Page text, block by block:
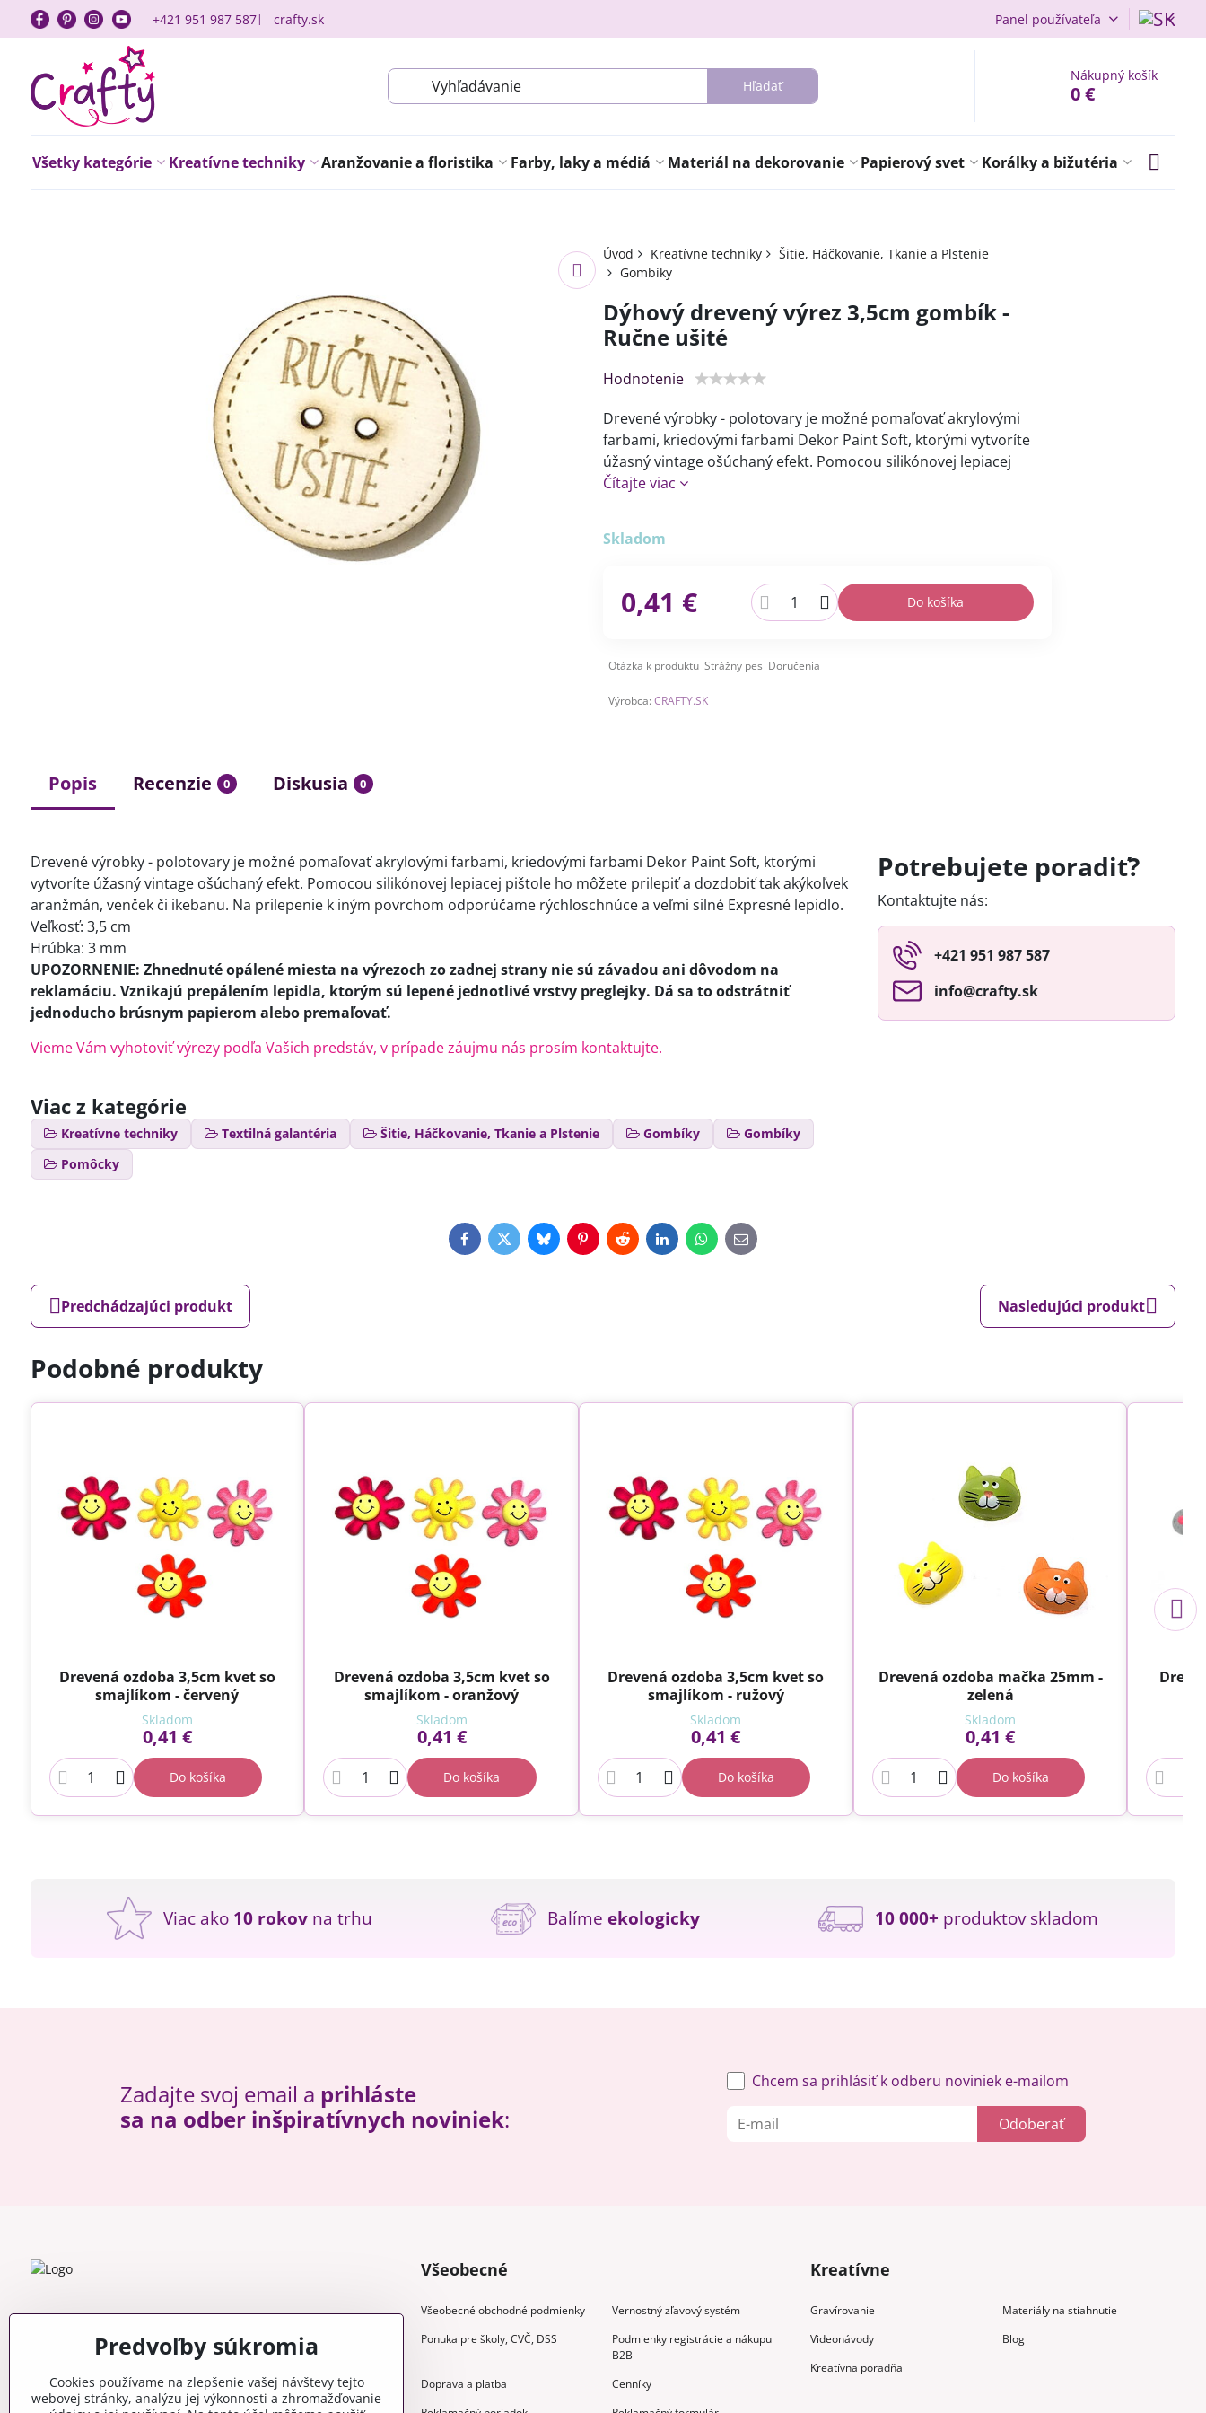
+421 951 987 587 crafty.sk Panel používateľa
Hľadať
Nákupný košík
0 €
Všetky kategórie Kreatívne techniky Aranžovanie a floristika Farby, laky a médiá Materiál na dekorovanie Papierový svet Korálky a bižutéria
Úvod Kreatívne techniky
Šitie, Háčkovanie, Tkanie a Plstenie
Gombíky
Dýhový drevený výrez 3,5cm gombík -
Ručne ušité
Hodnotenie
Drevené výrobky - polotovary je možné pomaľovať akrylovými
farbami, kriedovými farbami Dekor Paint Soft, ktorými vytvoríte
úžasný vintage ošúchaný efekt. Pomocou silikónovej lepiacej
Čítajte viac
Skladom
0,41 € Do košíka
Otázka k produktu Strážny pes Doručenia
Výrobca: CRAFTY.SK
Popis Recenzie 0 Diskusia 0
Drevené výrobky - polotovary je možné pomaľovať akrylovými farbami, kriedovými farbami Dekor Paint Soft, ktorými
vytvoríte úžasný vintage ošúchaný efekt. Pomocou silikónovej lepiacej pištole ho môžete prilepiť a dozdobiť tak akýkoľvek
aranžmán, venček či ikebanu. Na prilepenie k iným povrchom odporúčame rýchloschnúce a veľmi silné Expresné lepidlo.
Veľkosť: 3,5 cm
Hrúbka: 3 mm
UPOZORNENIE: Zhnednuté opálené miesta na výrezoch zo zadnej strany nie sú závadou ani dôvodom na
reklamáciu. Vznikajú prepálením lepidla, ktorým sú lepené jednotlivé vrstvy preglejky. Dá sa to odstrátniť
jednoducho brúsnym papierom alebo premaľovať.
Vieme Vám vyhotoviť výrezy podľa Vašich predstáv, v prípade záujmu nás prosím kontaktujte.
Viac z kategórie
Kreatívne techniky Textilná galantéria Šitie, Háčkovanie, Tkanie a Plstenie Gombíky
Gombíky
Pomôcky
Potrebujete poradiť?
Kontaktujte nás:
+421 951 987 587
info​@crafty​.sk
FacebookTwitterBlueskyPinterestRedditLinkedInWhatsApp
E-
mail
Predchádzajúci produkt Nasledujúci produkt
Podobné produkty
Drevená ozdoba 3,5cm kvet so
smajlíkom - červený
Skladom
0,41 €
Do košíka
Drevená ozdoba 3,5cm kvet so
smajlíkom - oranžový
Skladom
0,41 €
Do košíka
Drevená ozdoba 3,5cm kvet so
smajlíkom - ružový
Skladom
0,41 €
Do košíka
Drevená ozdoba mačka 25mm -
zelená
Skladom
0,41 €
Do košíka
Viac ako 10 rokov na trhu Balíme ekologicky 10 000+ produktov skladom
Zadajte svoj email a prihláste
sa na odber inšpiratívnych noviniek: Odoberať
Chcem sa prihlásiť k odberu noviniek e-mailom
Všeobecné
Všeobecné obchodné podmienky
Vernostný zľavový systém
Ponuka pre školy, CVČ, DSS
Podmienky registrácie a nákupu
B2B
Doprava a platba
Cenníky
Kreatívne
Gravírovanie
Materiály na stiahnutie
Videonávody
Blog
Kreatívna poradňa
Predvoľby súkromia
Cookies používame na zlepšenie vašej návštevy tejto
webovej stránky, analýzu jej výkonnosti a zhromažďovanie